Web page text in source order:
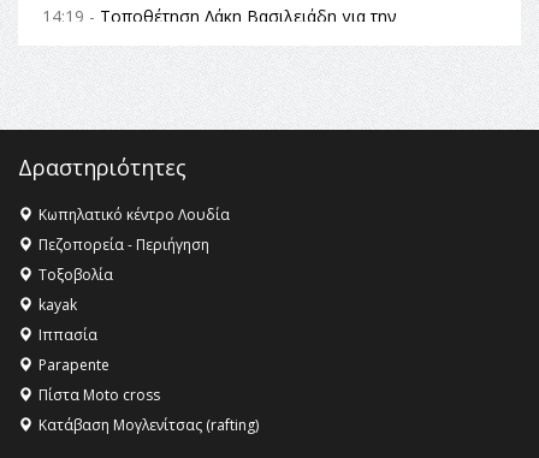
14:19 - Τοποθέτηση Λάκη Βασιλειάδη για την
θεσμικές διαδικασίες υπάρχει μόνο η ευθύνη απέναντι
στις επόμενες γενιές»
16:35 -Το πρόγραμμα του ΠΑΟΚ στον δεύτερο γύρο του
16:27 - Όλυμπος: Εντάχθηκε στον Κατάλογο Παγκόσμιας
Κληρονομιάς της UNESCO – Ομόφωνη η απόφαση Ο
Όλυμπος αναγνωρίστηκε ως φυσικό και πολιτιστικό
αγαθό εξέχουσας οικουμενικής αξίας για την
ανθρωπότητα
16:18 -
ΣΤΗΝ ΕΔΕΣΣΑ
Δραστηριότητες
Κωπηλατικό κέντρο Λουδία
Πεζοπορεία - Περιήγηση
Τοξοβολία
kayak
Ιππασία
Parapente
Πίστα Moto cross
Κατάβαση Μογλενίτσας (rafting)